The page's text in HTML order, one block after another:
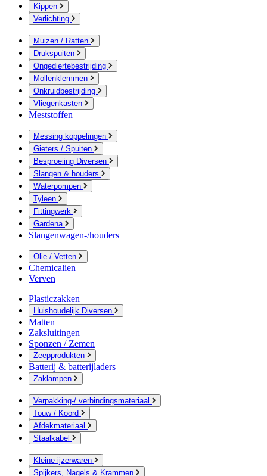
Kippen
Verlichting
Muizen / Ratten
Drukspuiten
Ongediertebestrijding
Mollenklemmen
Onkruidbestrijding
Vliegenkasten
Meststoffen
Messing koppelingen
Gieters / Spuiten
Besproeiing Diversen
Slangen & houders
Waterpompen
Tyleen
Fittingwerk
Gardena
Slangenwagen-/houders
Olie / Vetten
Chemicalien
Verven
Plasticzakken
Huishoudelijk Diversen
Matten
Zaksluitingen
Sponzen / Zemen
Zeepprodukten
Batterij & batterijladers
Zaklampen
Verpakking-/ verbindingsmateriaal
Touw / Koord
Afdekmateriaal
Staalkabel
Kleine ijzerwaren
Spijkers, Nagels & Krammen